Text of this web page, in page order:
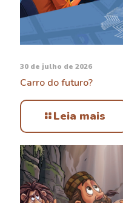
30 de julho de 2026
Carro do futuro?
Leia mais